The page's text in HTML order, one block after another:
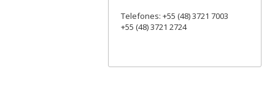
Telefones: +55 (48) 3721 7003
+55 (48) 3721 2724